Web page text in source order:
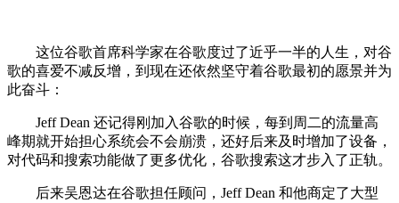
这位谷歌首席科学家在谷歌度过了近乎一半的人生，对谷
歌的喜爱不减反增，到现在还依然坚守着谷歌最初的愿景并为
此奋斗：
Jeff Dean 还记得刚加入谷歌的时候，每到周二的流量高
峰期就开始担心系统会不会崩溃，还好后来及时增加了设备，
对代码和搜索功能做了更多优化，谷歌搜索这才步入了正轨。
后来吴恩达在谷歌担任顾问，Jeff Dean 和他商定了大型